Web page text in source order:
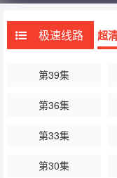
欢着张富贵。后者虽然对
一直把她留在身边，打
打误撞下被卷进了一起
了热烈的追求。然而，
极速线路 超
第39集
第36集
第33集
第30集